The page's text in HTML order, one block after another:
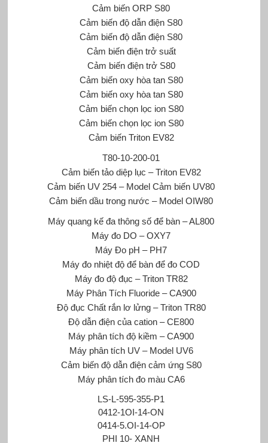
Cảm biến ORP S80
Cảm biến độ dẫn điện S80
Cảm biến độ dẫn điện S80
Cảm biến điện trở suất
Cảm biến điện trở S80
Cảm biến oxy hòa tan S80
Cảm biến oxy hòa tan S80
Cảm biến chọn lọc ion S80
Cảm biến chọn lọc ion S80
Cảm biến Triton EV82
T80-10-200-01
Cảm biến tảo diệp lục – Triton EV82
Cảm biến UV 254 – Model Cảm biến UV80
Cảm biến dầu trong nước – Model OIW80
Máy quang kế đa thông số để bàn – AL800
Máy đo DO – OXY7
Máy Đo pH – PH7
Máy đo nhiệt độ để bàn để đo COD
Máy đo độ đục – Triton TR82
Máy Phân Tích Fluoride – CA900
Độ đục Chất rắn lơ lửng – Triton TR80
Độ dẫn điện của cation – CE800
Máy phân tích độ kiềm – CA900
Máy phân tích UV – Model UV6
Cảm biến độ dẫn điện cảm ứng S80
Máy phân tích đo màu CA6
LS-L-595-355-P1
0412-1OI-14-ON
0414-5.OI-14-OP
PHI 10- XANH